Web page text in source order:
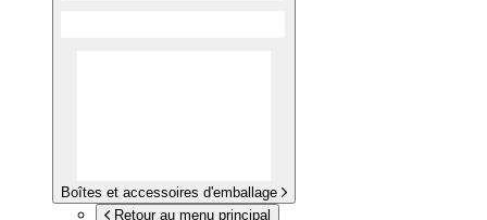
Boîtes et accessoires d'emballage
Retour au menu principal